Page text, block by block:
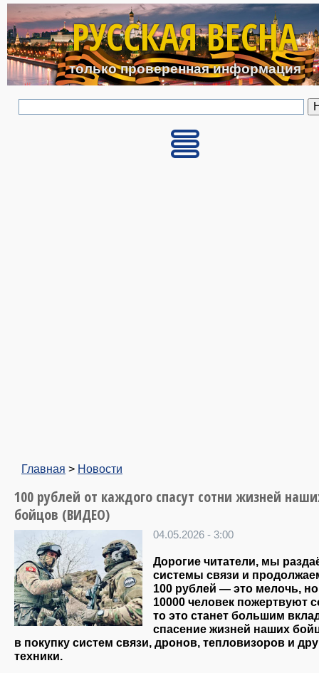
Перейти к основному
РУССКАЯ ВЕСНА
только проверенная информация
Главная > Новости
100 рублей от каждого спасут сотни жизней
бойцов (ВИДЕО)
04.05.2026 - 3:00
Дорогие читатели, мы
системы связи и
100 рублей — это мелочь,
10000 человек пожертвуют
то это станет большим
спасение жизней наших
в покупку систем связи, дронов, тепловизоров и
техники.